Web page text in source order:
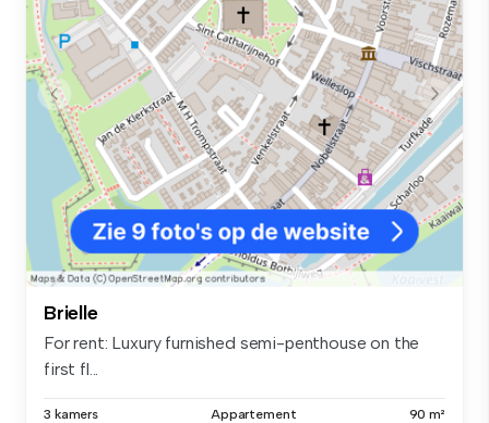
Brielle
For rent: Luxury furnished semi-penthouse on the
first fl...
3 kamers Appartement 90 m²